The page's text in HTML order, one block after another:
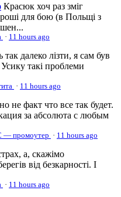
Красюк хоч раз зміг
для бою (в Польщі з
· 11 hours ago
так далеко лізти, я сам був
такі проблеми
· 11 hours ago
не факт что все так будет.
за абсолюта с любым
— промоутер · 11 hours ago
а, скажімо
від безкарності. І
· 11 hours ago